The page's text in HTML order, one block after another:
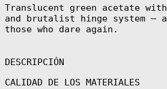
Translucent green acetate
and brutalist hinge system —
those who dare again.
DESCRIPCIÓN
CALIDAD DE LOS MATERIALES
Armenia (AMD
դր.)
Aruba (AWG ƒ)
Australia (AUD